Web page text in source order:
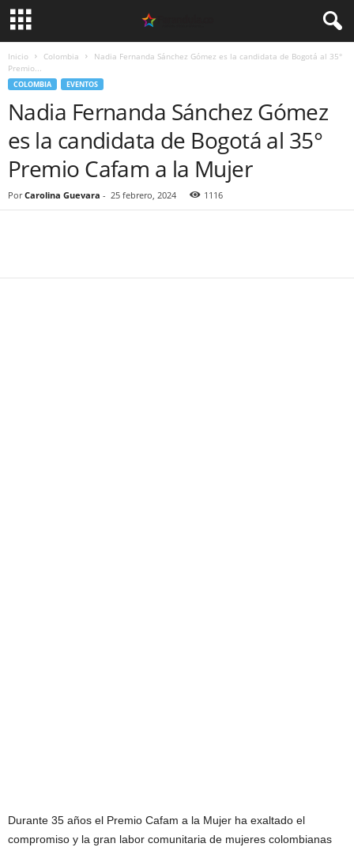
Inicio Colombia
Nadia Fernanda Sánchez Gómez es la candidata de Bogotá al 35°
Premio...
COLOMBIA EVENTOS
Nadia Fernanda Sánchez Gómez
es la candidata de Bogotá al 35°
Premio Cafam a la Mujer
Por Carolina Guevara - 25 febrero, 2024 1116
Durante 35 años el Premio Cafam a la Mujer ha exaltado el
compromiso y la gran labor comunitaria de mujeres colombianas